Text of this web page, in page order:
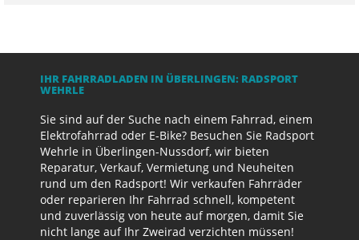
IHR FAHRRADLADEN IN ÜBERLINGEN: RADSPORT
WEHRLE
Sie sind auf der Suche nach einem Fahrrad, einem
Elektrofahrrad oder E-Bike? Besuchen Sie Radsport
Wehrle in Überlingen-Nussdorf, wir bieten
Reparatur, Verkauf, Vermietung und Neuheiten
rund um den Radsport! Wir verkaufen Fahrräder
oder reparieren Ihr Fahrrad schnell, kompetent
und zuverlässig von heute auf morgen, damit Sie
nicht lange auf Ihr Zweirad verzichten müssen!